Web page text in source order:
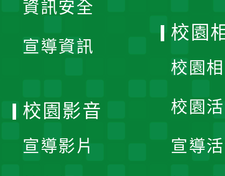
資訊安全
宣導資訊
校園
校園
校園
宣導
校園影音
宣導影片